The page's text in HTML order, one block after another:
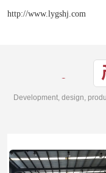
http://www.lygshj.com